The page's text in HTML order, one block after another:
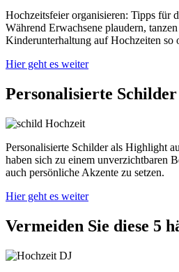
Hochzeitsfeier organisieren: Tipps für
Während Erwachsene plaudern,
Kinderunterhaltung auf Hochzeiten so
Hier geht es weiter
Personalisierte
Personalisierte Schilder als Highlight
haben sich zu einem unverzichtbaren
auch persönliche Akzente zu setzen.
Hier geht es weiter
Vermeiden Sie diese 5